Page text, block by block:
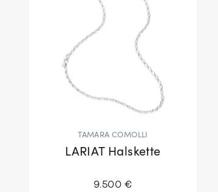
TAMARA COMOLLI
LARIAT Halskette
9.500 €